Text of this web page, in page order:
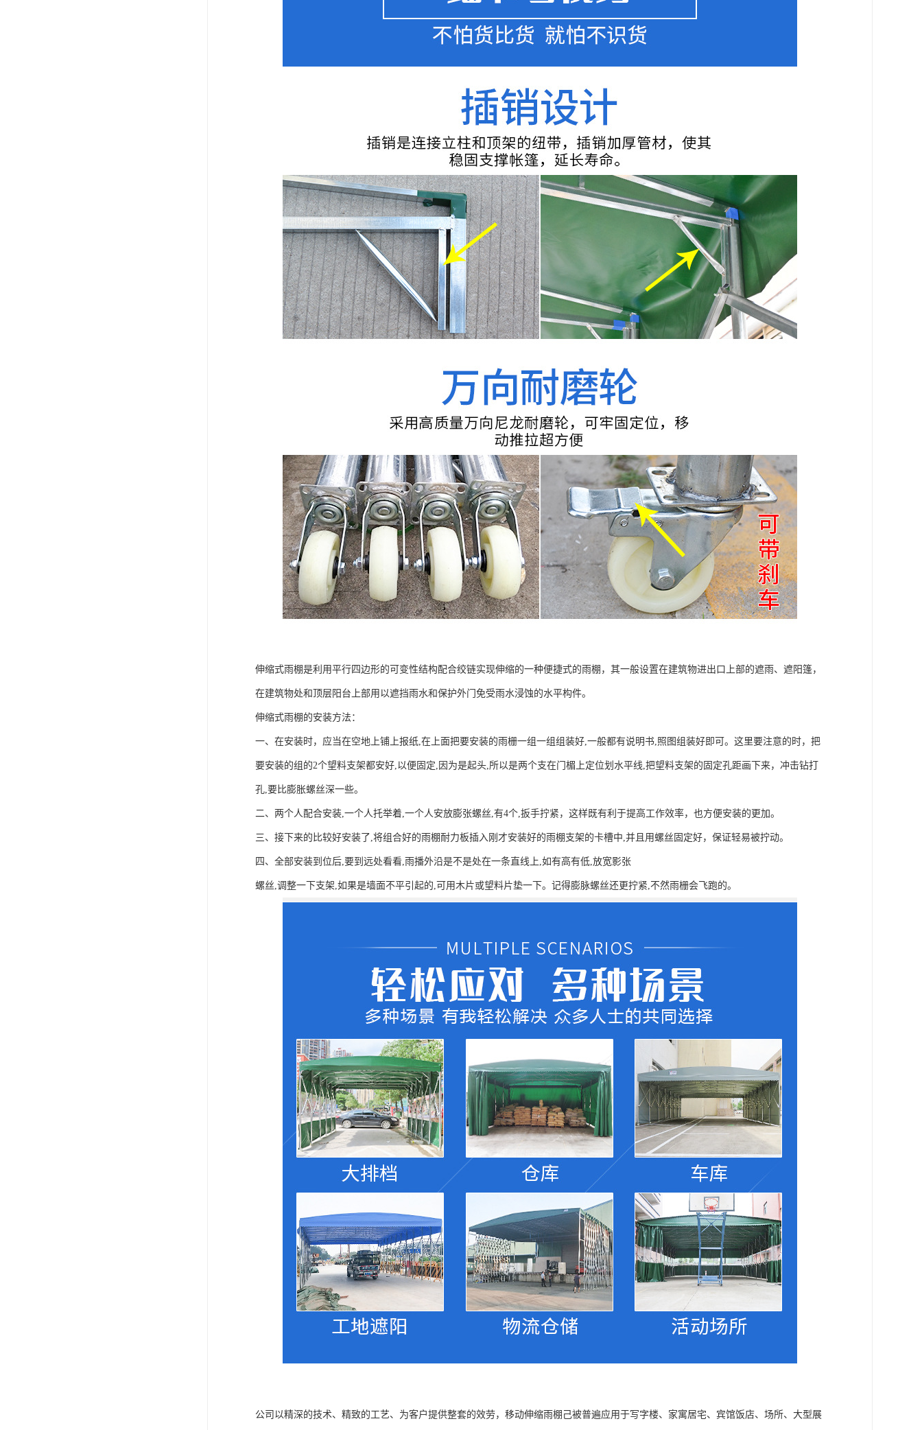
伸缩式雨棚是利用平行四边形的可变性结构配合绞链实现伸缩的一种便捷式的雨棚，其一般设置在建筑物进出口上部的遮雨、遮阳篷，
在建筑物处和顶层阳台上部用以遮挡雨水和保护外门免受雨水浸蚀的水平构件。
伸缩式雨棚的安装方法：
一、在安装时，应当在空地上铺上报纸,在上面把要安装的雨栅一组一组组装好,一般都有说明书,照图组装好即可。这里要注意的时，把
要安装的组的2个望料支架都安好,以便固定,因为是起头,所以是两个支在门楣上定位划水平线,把望料支架的固定孔距画下来，冲击钻打
孔,要比膨胀螺丝深一些。
二、两个人配合安装,一个人托举着,一个人安放膨张螺丝,有4个,扳手拧紧，这样既有利于提高工作效率，也方便安装的更加。
三、接下来的比较好安装了,将组合好的雨棚耐力板插入刚才安装好的雨棚支架的卡槽中,并且用螺丝固定好，保证轻易被拧动。
四、全部安装到位后,要到远处看看,雨播外沿是不是处在一条直线上,如有高有低,放宽影张
螺丝,调整一下支架,如果是墙面不平引起的,可用木片或望料片垫一下。记得膨脉螺丝还更拧紧,不然雨栅会飞跑的。
公司以精深的技术、精致的工艺、为客户提供整套的效劳，移动伸缩雨棚己被普遍应用于写字楼、家寓居宅、宾馆饭店、场所、大型展